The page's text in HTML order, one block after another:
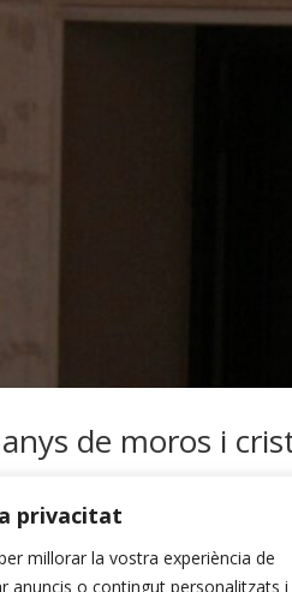
privacitat
millorar la vostra experiència de
anuncis o contingut personalitzats i
de moros i
que encetem és el 750è
a Alcoi, al camp de batalla, al